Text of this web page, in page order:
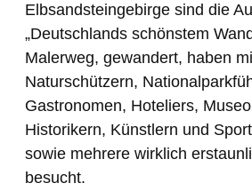
Elbsandsteingebirge sind die
„Deutschlands schönstem
Malerweg, gewandert, haben
Naturschützern,
Gastronomen, Hoteliers,
Historikern, Künstlern und
sowie mehrere wirklich
besucht.